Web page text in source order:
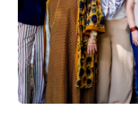
Matheus
11 de junho